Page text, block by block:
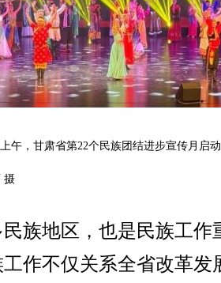
上午，甘肃省第22个民族团结进步宣传月启
摄
地区，也是民族工作
作不仅关系全省改革发